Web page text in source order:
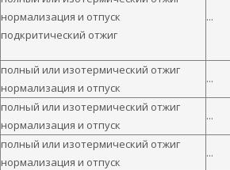
нормализация и отпуск
подкритический отжиг
...
полный или изотермический отжиг
нормализация и отпуск
...
полный или изотермический отжиг
нормализация и отпуск
...
полный или изотермический отжиг
нормализация и отпуск
...